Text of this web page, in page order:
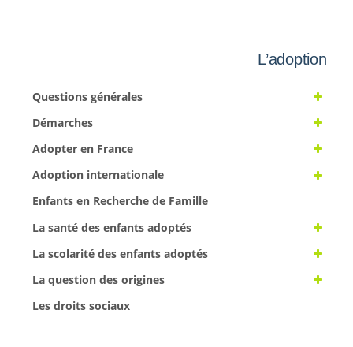
L’adoption
Questions générales
Démarches
Adopter en France
Adoption internationale
Enfants en Recherche de Famille
La santé des enfants adoptés
La scolarité des enfants adoptés
La question des origines
Les droits sociaux